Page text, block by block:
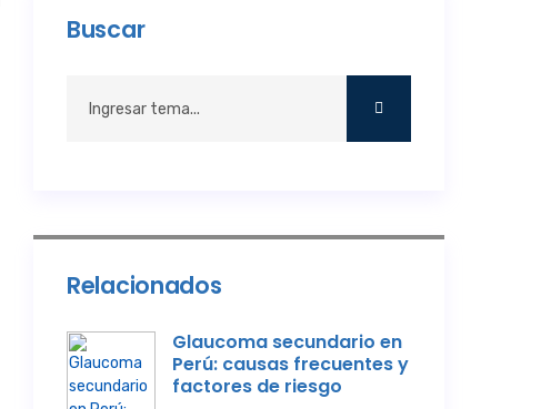
Buscar
Relacionados
Glaucoma secundario en
Perú: causas frecuentes y
factores de riesgo